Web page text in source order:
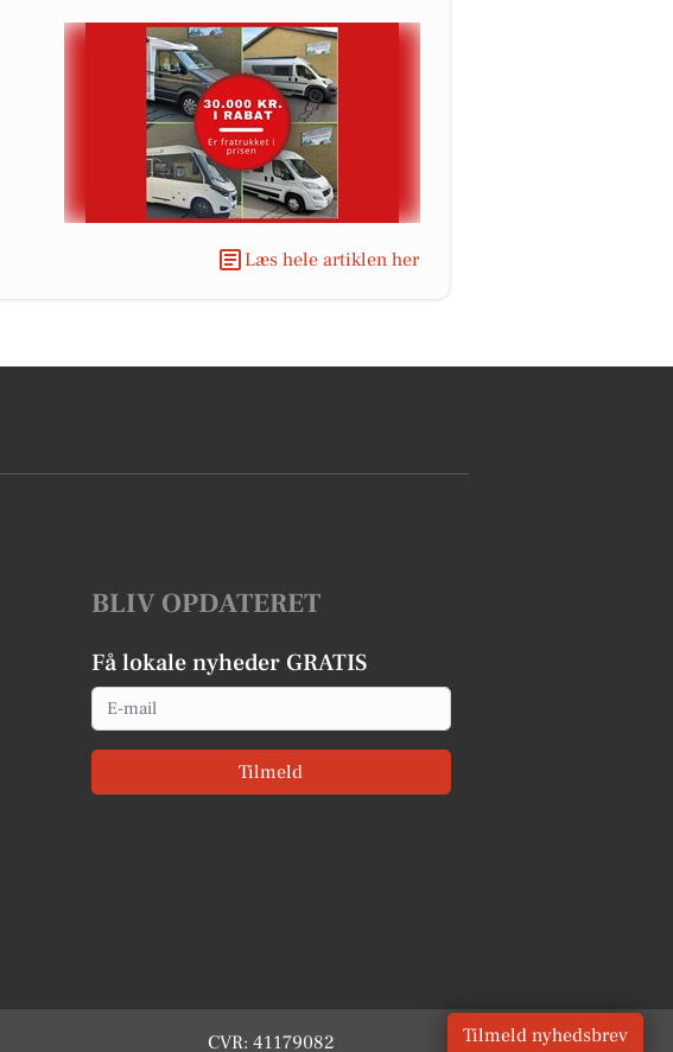
Læs hele artiklen her
BLIV OPDATERET
Få lokale nyheder GRATIS
Email
Tilmeld
CVR: 41179082 Tilmeld nyhedsbrev